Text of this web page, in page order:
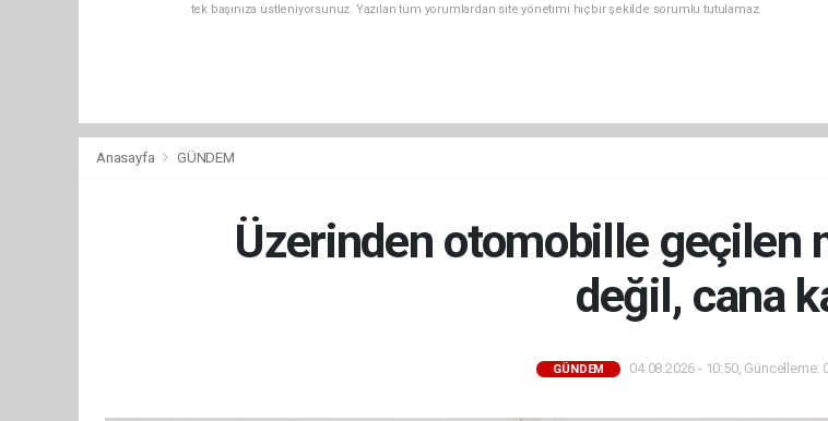
tek başınıza üstleniyorsunuz. Yazılan tüm yorumlardan site yönetimi hiçbir şekilde sorumlu tutulamaz.
Anasayfa GÜNDEM
Üzerinden otomobille geçilen
değil, cana
GÜNDEM 04.08.2026 - 10:50, Güncelleme: